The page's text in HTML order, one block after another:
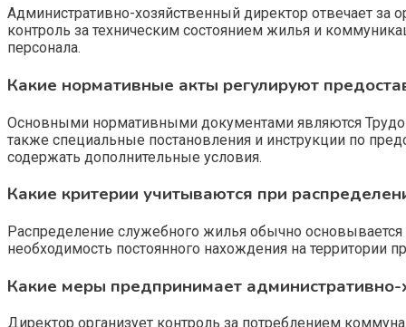
Административно-хозяйственный директор отвечает
контроль за техническим состоянием жилья и
персонала.
Какие нормативные акты регулируют
Основными нормативными документами являются
также специальные постановления и инструкции по
содержать дополнительные условия.
Какие критерии учитываются при
Распределение служебного жилья обычно
необходимость постоянного нахождения на
Какие меры предпринимает
Директор организует контроль за потреблением